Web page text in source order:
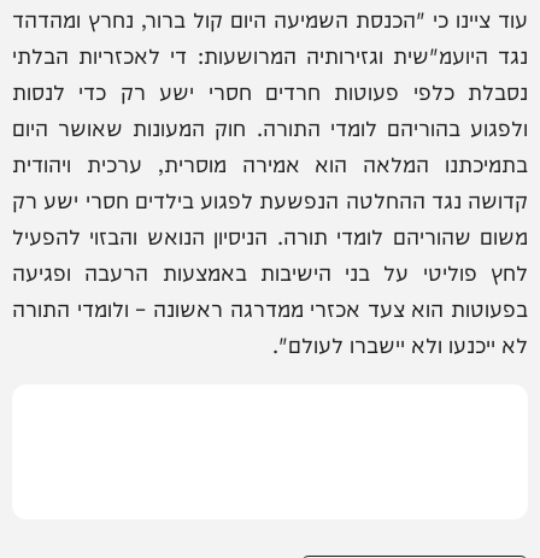
עוד ציינו כי "הכנסת השמיעה היום קול ברור, נחרץ ומהדהד
נגד היועמ"שית וגזירותיה המרושעות: די לאכזריות הבלתי
נסבלת כלפי פעוטות חרדים חסרי ישע רק כדי לנסות
ולפגוע בהוריהם לומדי התורה. חוק המעונות שאושר היום
בתמיכתנו המלאה הוא אמירה מוסרית, ערכית ויהודית
קדושה נגד ההחלטה הנפשעת לפגוע בילדים חסרי ישע רק
משום שהוריהם לומדי תורה. הניסיון הנואש והבזוי להפעיל
לחץ פוליטי על בני הישיבות באמצעות הרעבה ופגיעה
בפעוטות הוא צעד אכזרי ממדרגה ראשונה – ולומדי התורה
לא ייכנעו ולא יישברו לעולם".